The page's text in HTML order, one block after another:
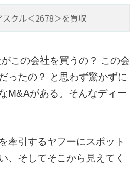
クル＜2678＞を買収
この会社を買うの？ この会
ったの？ と思わず驚かずに
M&Aがある。そんなディー
牽引するヤフーにスポット
、そしてそこから見えてく